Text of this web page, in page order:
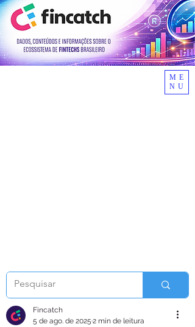
ME
NU
Fincatch
5 de ago. de 2025 2 min de leitura